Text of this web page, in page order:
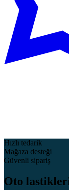
Hızlı tedarik
Mağaza desteği
Güvenli sipariş
Oto